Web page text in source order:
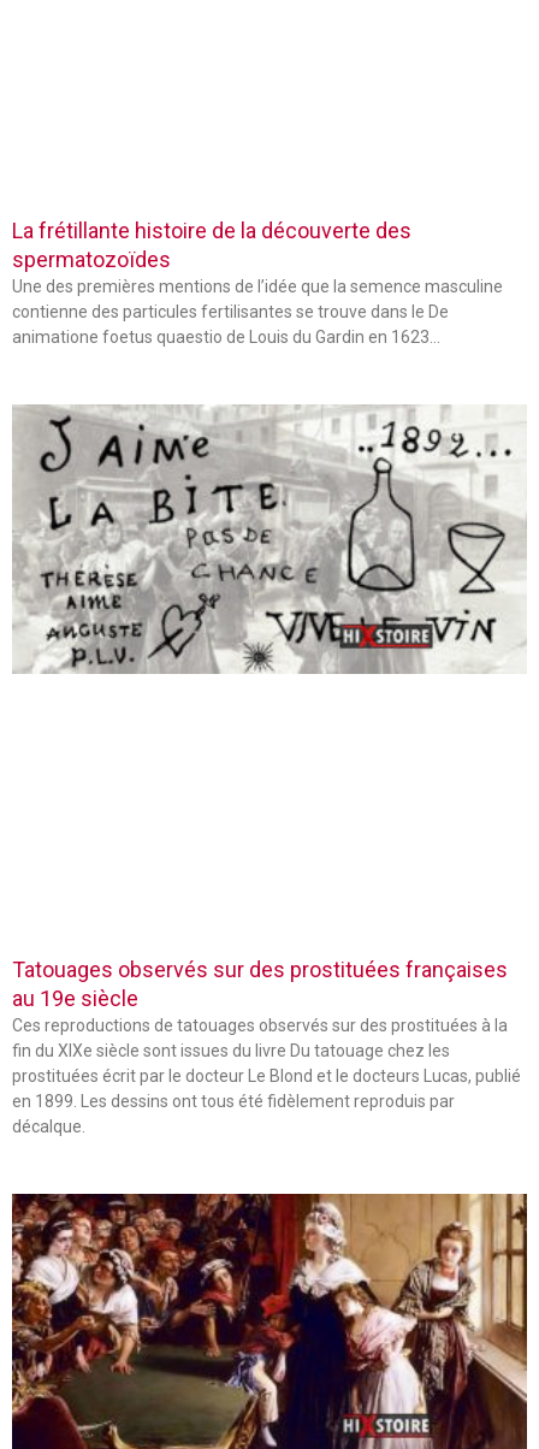
La frétillante histoire de la découverte des
spermatozoïdes
Une des premières mentions de l’idée que la semence masculine
contienne des particules fertilisantes se trouve dans le De
animatione foetus quaestio de Louis du Gardin en 1623…
Tatouages observés sur des prostituées françaises
au 19e siècle
Ces reproductions de tatouages observés sur des prostituées à la
fin du XIXe siècle sont issues du livre Du tatouage chez les
prostituées écrit par le docteur Le Blond et le docteurs Lucas, publié
en 1899. Les dessins ont tous été fidèlement reproduis par
décalque.